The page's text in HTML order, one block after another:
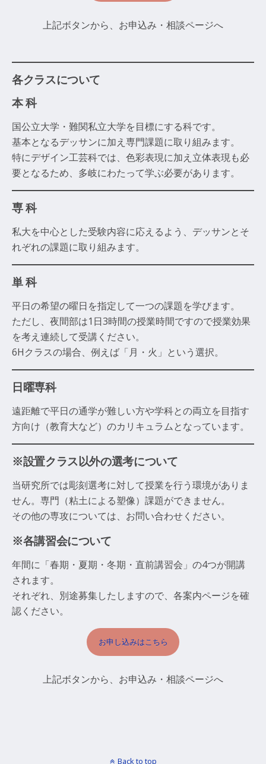
上記ボタンから、お申込み・相談ページへ
各クラスについて
本 科
国公立大学・難関私立大学を目標にする科です。
基本となるデッサンに加え専門課題に取り組みます。
特にデザイン工芸科では、色彩表現に加え立体表現も必
要となるため、多岐にわたって学ぶ必要があります。
専 科
私大を中心とした受験内容に応えるよう、デッサンとそ
れぞれの課題に取り組みます。
単 科
平日の希望の曜日を指定して一つの課題を学びます。
ただし、夜間部は1日3時間の授業時間ですので授業効果
を考え連続して受講ください。
6Hクラスの場合、例えば「月・火」という選択。
日曜専科
遠距離で平日の通学が難しい方や学科との両立を目指す
方向け（教育大など）のカリキュラムとなっています。
※設置クラス以外の選考について
当研究所では彫刻選考に対して授業を行う環境がありま
せん。専門（粘土による塑像）課題ができません。
その他の専攻については、お問い合わせください。
※各講習会について
年間に「春期・夏期・冬期・直前講習会」の4つが開講
されます。
それぞれ、別途募集したしますので、各案内ページを確
認ください。
お申し込みはこちら
上記ボタンから、お申込み・相談ページへ
Back to top